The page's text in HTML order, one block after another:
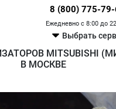
8 (800) 775-79-
Ежедневно с 8:00 до
Выбрать
MITSUBISHI
В МОСКВЕ